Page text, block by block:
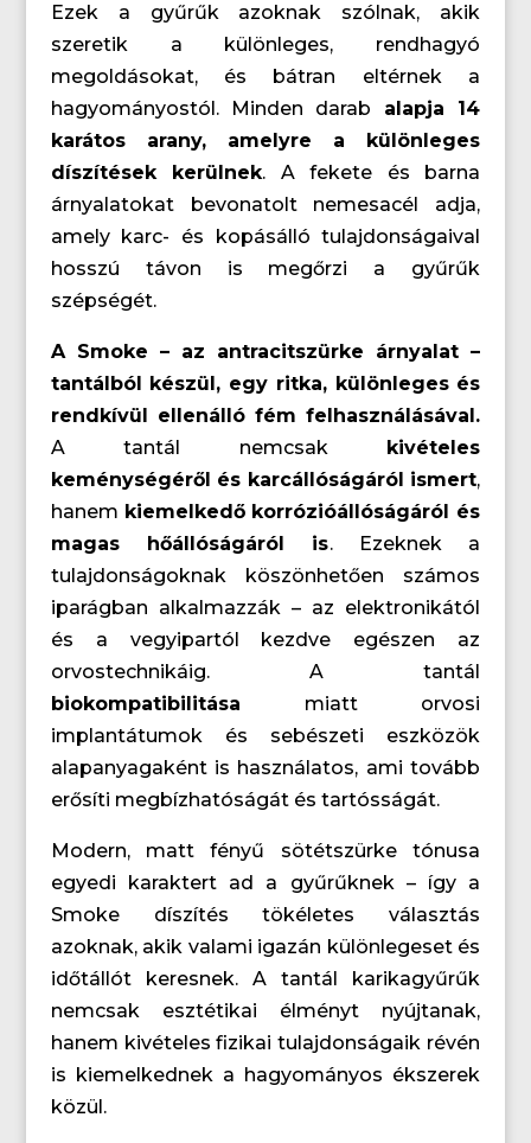
Ezek a gyűrűk azoknak szólnak, akik
szeretik a különleges, rendhagyó
megoldásokat, és bátran eltérnek a
hagyományostól. Minden darab alapja 14
karátos arany, amelyre a különleges
díszítések kerülnek. A fekete és barna
árnyalatokat bevonatolt nemesacél adja,
amely karc- és kopásálló tulajdonságaival
hosszú távon is megőrzi a gyűrűk
szépségét.
A Smoke – az antracitszürke árnyalat –
tantálból készül, egy ritka, különleges és
rendkívül ellenálló fém felhasználásával.
A tantál nemcsak kivételes
keménységéről és karcállóságáról ismert,
hanem kiemelkedő korrózióállóságáról és
magas hőállóságáról is. Ezeknek a
tulajdonságoknak köszönhetően számos
iparágban alkalmazzák – az elektronikától
és a vegyipartól kezdve egészen az
orvostechnikáig. A tantál
biokompatibilitása
miatt orvosi
implantátumok és sebészeti eszközök
alapanyagaként is használatos, ami tovább
erősíti megbízhatóságát és tartósságát.
Modern, matt fényű sötétszürke tónusa
egyedi karaktert ad a gyűrűknek – így a
Smoke díszítés tökéletes választás
azoknak, akik valami igazán különlegeset és
időtállót keresnek. A tantál karikagyűrűk
nemcsak esztétikai élményt nyújtanak,
hanem kivételes fizikai tulajdonságaik révén
is kiemelkednek a hagyományos ékszerek
közül.